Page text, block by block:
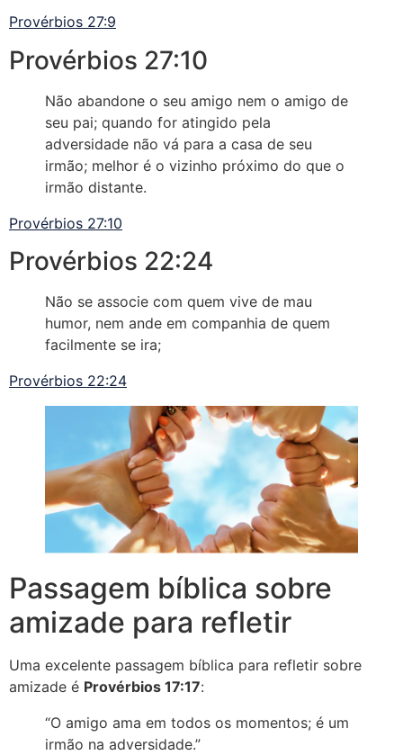
Provérbios 27:9
Provérbios 27:10
Não abandone o seu amigo nem o amigo de
seu pai; quando for atingido pela
adversidade não vá para a casa de seu
irmão; melhor é o vizinho próximo do que o
irmão distante.
Provérbios 27:10
Provérbios 22:24
Não se associe com quem vive de mau
humor, nem ande em companhia de quem
facilmente se ira;
Provérbios 22:24
Passagem bíblica sobre
amizade para refletir
Uma excelente passagem bíblica para refletir sobre
amizade é Provérbios 17:17:
“O amigo ama em todos os momentos; é um
irmão na adversidade.”